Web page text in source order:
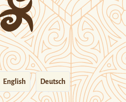
English Deutsch